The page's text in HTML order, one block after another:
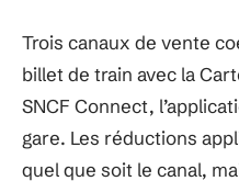
Trois canaux de vente
billet de train avec la
SNCF Connect,
gare. Les réductions
quel que soit le canal,